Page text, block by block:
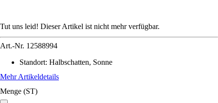
Tut uns leid! Dieser Artikel ist nicht mehr verfügbar.
Art.-Nr. 12588994
Standort: Halbschatten, Sonne
Mehr Artikeldetails
Menge (ST)